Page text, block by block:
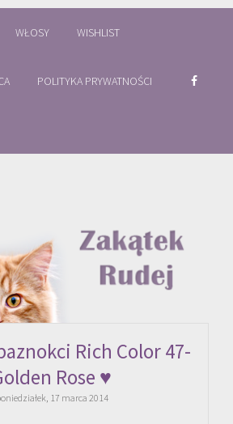
WŁOSY WISHLIST
POLITYKA PRYWATNOŚCI
Rich Color 47-
Rose ♥
17 marca 2014